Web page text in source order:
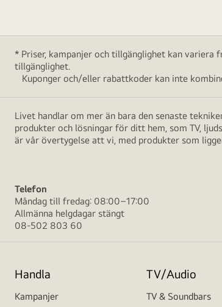
* Priser, kampanjer och tillgänglighet kan variera
tillgänglighet.
Kuponger och/eller rabattkoder kan inte
Livet handlar om mer än bara den senaste
produkter och lösningar för ditt hem, som TV,
är vår övertygelse att vi, med produkter som
Telefon
Måndag till fredag: 08:00–17:00
Allmänna helgdagar stängt
08-502 803 60
Handla
Kampanjer
TV/Audio
TV & Soundbars